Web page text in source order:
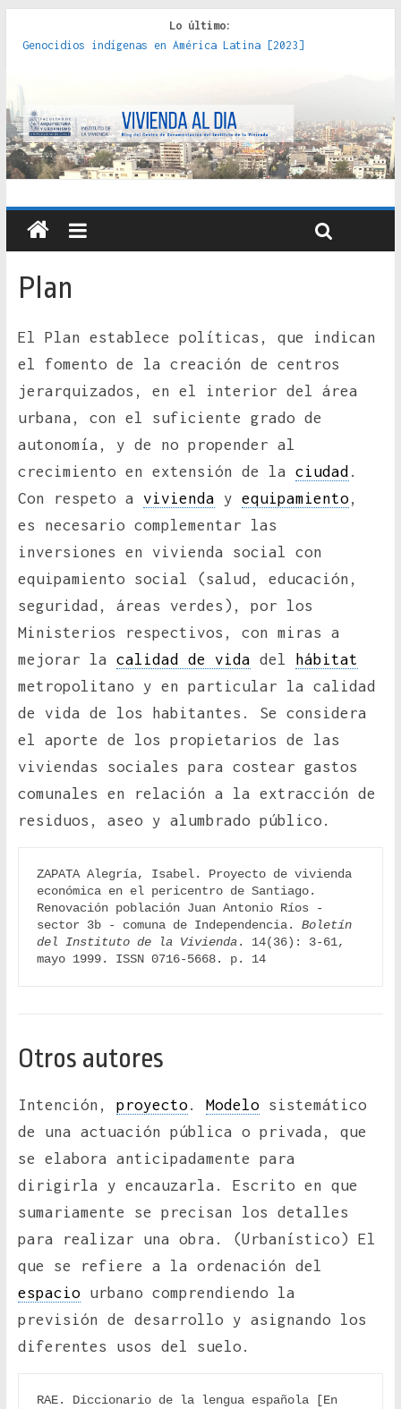
Lo último:
Genocidios indígenas en América Latina [2023]
políticas, prácticas y representaciones [2022]
crítica de las fronteras latinoamericanas [2020]
Criterios técnicos para una vivienda adecuada [2019]
Red de consultorios de la Caja del Seguro Obrero en
Santiago : un patrimonio emblemático [2014]
Plan
El Plan establece políticas, que indican
el fomento de la creación de centros
jerarquizados, en el interior del área
urbana, con el suficiente grado de
autonomía, y de no propender al
crecimiento en extensión de la ciudad .
Con respeto a vivienda y equipamiento,
es necesario complementar las
inversiones en vivienda social con
equipamiento social (salud, educación,
seguridad, áreas verdes), por los
Ministerios respectivos, con miras a
mejorar la calidad de vida del
hábitat
metropolitano y en particular la calidad
de vida de los habitantes. Se considera
el aporte de los propietarios de las
viviendas sociales para costear gastos
comunales en relación a la extracción de
residuos, aseo y alumbrado público.
ZAPATA Alegría, Isabel. Proyecto de vivienda
económica en el pericentro de Santiago.
Renovación población Juan Antonio Ríos -
sector 3b - comuna de Independencia. Boletín
del Instituto de la Vivienda. 14(36): 3-61,
mayo 1999. ISSN 0716-5668. p. 14
Otros autores
Intención, proyecto. Modelosistemático
de una actuación pública o privada, que
se elabora anticipadamente para
dirigirla y encauzarla. Escrito en que
sumariamente se precisan los detalles
para realizar una obra. (Urbanístico) El
que se refiere a la ordenación del
espaciourbano comprendiendo la
previsión de desarrollo y asignando los
diferentes usos del suelo.
RAE. Diccionario de la lengua española [En